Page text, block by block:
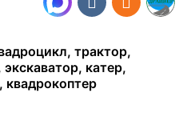
трактор,
катер,
квадрокоптер